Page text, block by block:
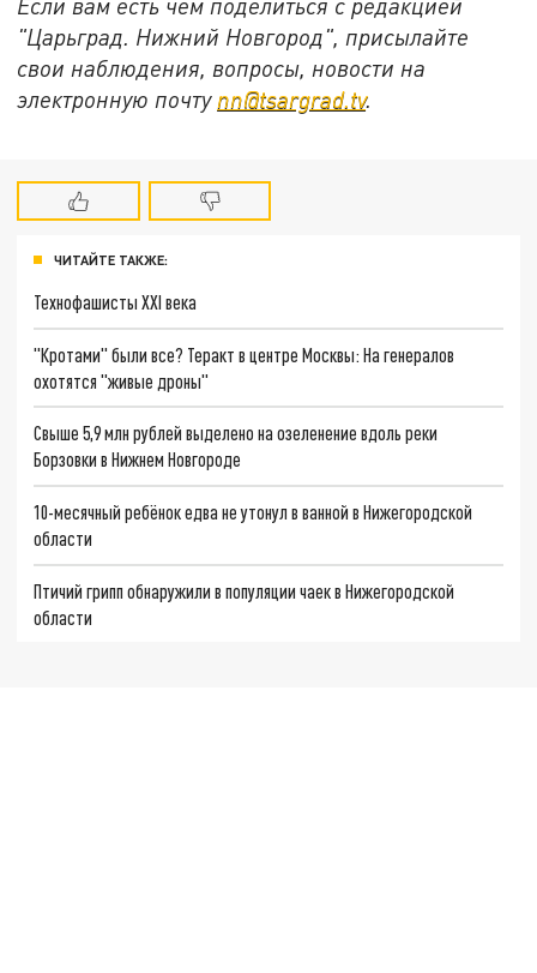
Если вам есть чем поделиться с редакцией
"Царьград. Нижний Новгород", присылайте
свои наблюдения, вопросы, новости на
электронную почту nn@tsargrad.tv.
ЧИТАЙТЕ ТАКЖЕ:
Технофашисты XXI века
"Кротами" были все? Теракт в центре Москвы: На генералов
охотятся "живые дроны"
Свыше 5,9 млн рублей выделено на озеленение вдоль реки
Борзовки в Нижнем Новгороде
10-месячный ребёнок едва не утонул в ванной в Нижегородской
области
Птичий грипп обнаружили в популяции чаек в Нижегородской
области